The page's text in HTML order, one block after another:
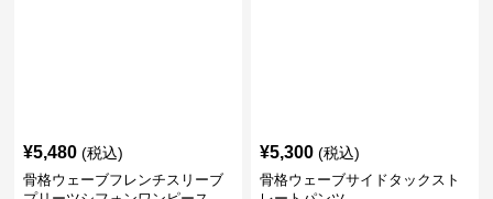
¥5,480 (税込)
骨格ウェーブフレンチスリーブ
¥5,300 (税込)
骨格ウェーブサイドタックスト